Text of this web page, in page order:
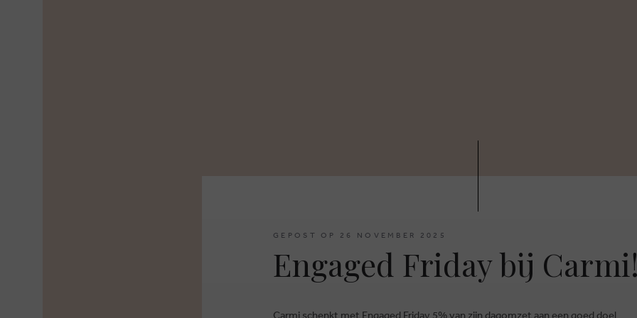
GEPOST OP 26 NOVEMBER 2025
Engaged Friday bij
Carmi schenkt met Engaged Friday 5% van zijn dagomzet aan een goed doel